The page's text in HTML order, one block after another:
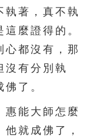
執著，真不執
麼證得的。
心都沒有，那
沒有分別執
了。
能大師怎麼
就成佛了，